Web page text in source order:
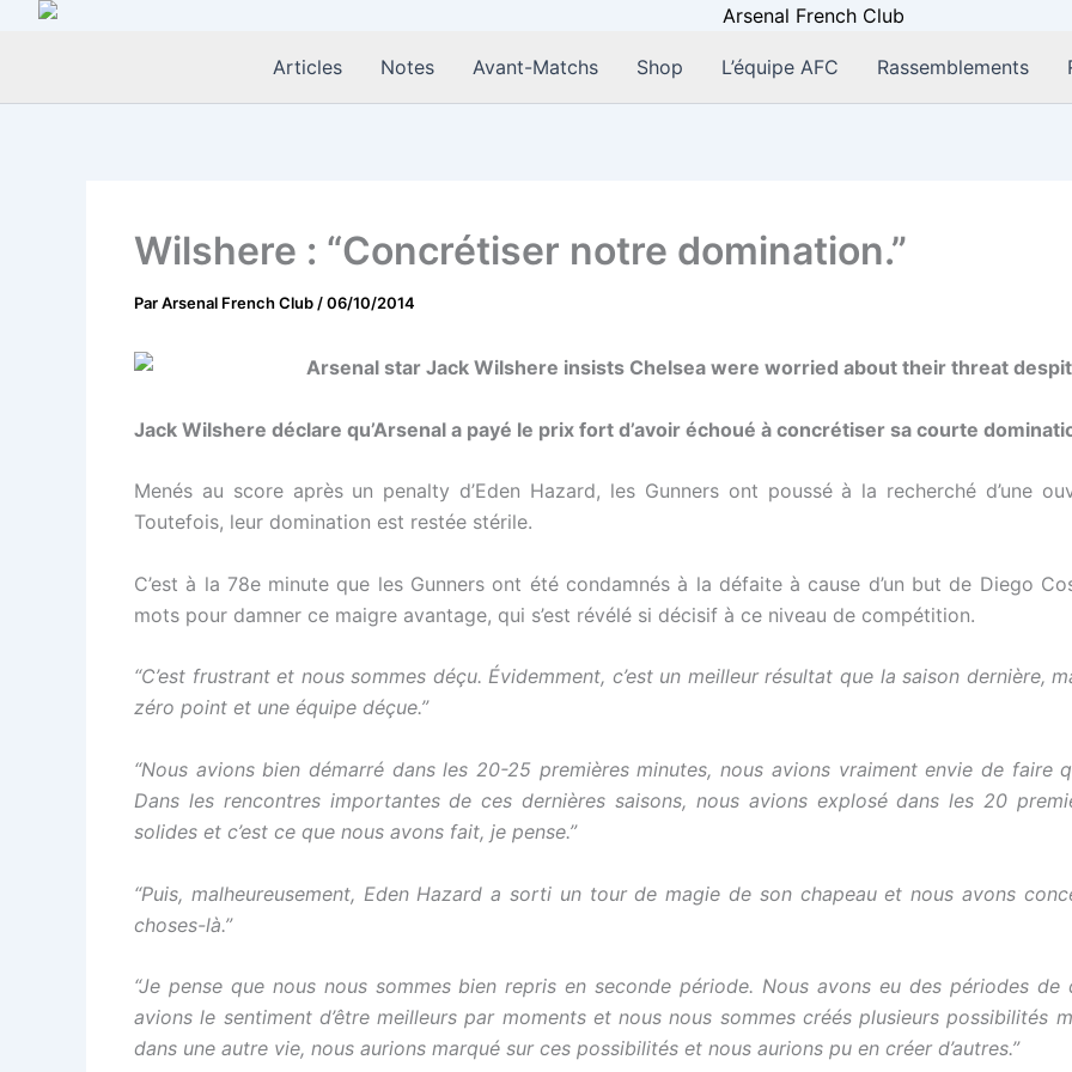
Aller
Articles Notes Avant-Matchs Shop L’équipe AFC Rassemblements
Wilshere : “Concrétiser notre domination.”
ParArsenal French Club /06/10/2014
Jack Wilshere déclare qu’Arsenal a payé le prix fort d’avoir échoué à concrétiser sa courte
Menés au score après un penalty d’Eden Hazard, les Gunners ont poussé à la recherché d’une
Toutefois, leur domination est restée stérile.
C’est à la 78e minute que les Gunners ont été condamnés à la défaite à cause d’un but de Diego
mots pour damner ce maigre avantage, qui s’est révélé si décisif à ce niveau de compétition.
“C’est frustrant et nous sommes déçu. Évidemment, c’est un meilleur résultat que la saison dernière,
zéro point et une équipe déçue.”
“Nous avions bien démarré dans les 20-25 premières minutes, nous avions vraiment envie de
Dans les rencontres importantes de ces dernières saisons, nous avions explosé dans les 20
solides et c’est ce que nous avons fait, je pense.”
“Puis, malheureusement, Eden Hazard a sorti un tour de magie de son chapeau et nous avons
choses-là.”
“Je pense que nous nous sommes bien repris en seconde période. Nous avons eu des périodes
avions le sentiment d’être meilleurs par moments et nous nous sommes créés plusieurs possibilités
dans une autre vie, nous aurions marqué sur ces possibilités et nous aurions pu en créer d’autres.”